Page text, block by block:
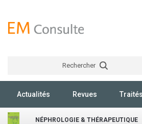
Rechercher
Actualités Revues
NÉPHROLOGIE & THÉRAPEUTIQUE